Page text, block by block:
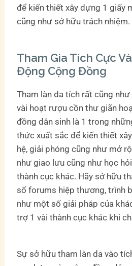
để kiến thiết xây dựng 1 giấy
cũng như sở hữu trách nhiệm.
Tham Gia Tích Cực
Động Cộng Đồng
Tham làn da tích rất cũng như
vài hoạt rượu cồn thư giãn
đồng dân sinh là 1 trong
thức xuất sắc để kiến thiết
hệ, giải phóng cũng như mở
như giao lưu cũng như học
thành cục khác. Hãy sở hữu
số forums hiệp thương, trình
như một số giải pháp của
trợ 1 vài thành cục khác khi
Sự sở hữu tham làn da vào